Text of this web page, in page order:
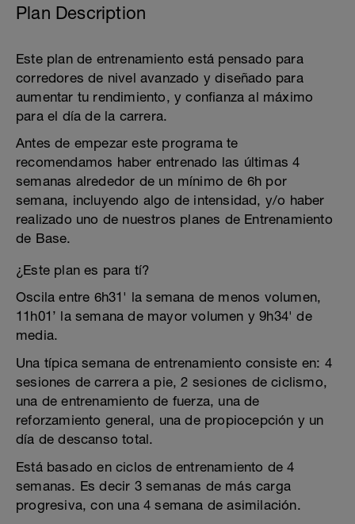
Plan Description
Este plan de entrenamiento está pensado para
corredores de nivel avanzado y diseñado para
aumentar tu rendimiento, y confianza al máximo
para el día de la carrera.
Antes de empezar este programa te
recomendamos haber entrenado las últimas 4
semanas alrededor de un mínimo de 6h por
semana, incluyendo algo de intensidad, y/o haber
realizado uno de nuestros planes de Entrenamiento
de Base.
¿Este plan es para tí?
Oscila entre 6h31' la semana de menos volumen,
11h01’ la semana de mayor volumen y 9h34' de
media.
Una típica semana de entrenamiento consiste en: 4
sesiones de carrera a pie, 2 sesiones de ciclismo,
una de entrenamiento de fuerza, una de
reforzamiento general, una de propiocepción y un
día de descanso total.
Está basado en ciclos de entrenamiento de 4
semanas. Es decir 3 semanas de más carga
progresiva, con una 4 semana de asimilación.